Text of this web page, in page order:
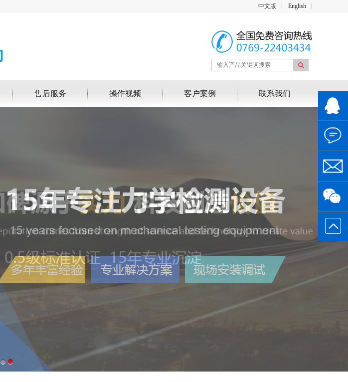
中文版 English
售后服务 操作视频 客户案例 联系我们